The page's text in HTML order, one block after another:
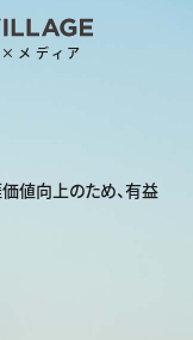
メディア
値向上のため、有益